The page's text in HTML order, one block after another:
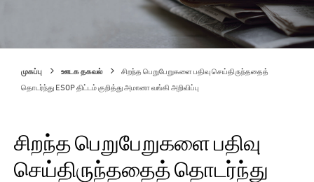
முகப்பு ஊடக தகவல் சிறந்த பெறுபேறுகளை பதிவு செய்திருந்ததைத்
தொடர்ந்து ESOP திட்டம் குறித்து அமானா வங்கி அறிவிப்பு
சிறந்த பெறுபேறுகளை பதிவு
செய்திருந்ததைத் தொடர்ந்து